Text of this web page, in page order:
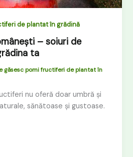
de plantat în grădină
– soiuri de
ta
găsesc pomi fructiferi de plantat în
nu oferă doar umbră și
sănătoase și gustoase.